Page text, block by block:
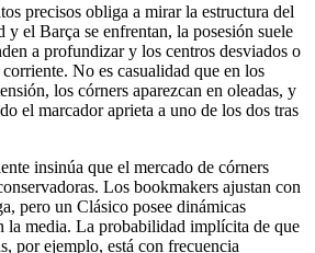
precisos obliga a mirar la estructura del
el Barça se enfrentan, la posesión suele
a profundizar y los centros desviados o
No es casualidad que en los
los córners aparezcan en oleadas, y
el marcador aprieta a uno de los dos tras
insinúa que el mercado de córners
Los bookmakers ajustan con
pero un Clásico posee dinámicas
la media. La probabilidad implícita de que
por ejemplo, está con frecuencia